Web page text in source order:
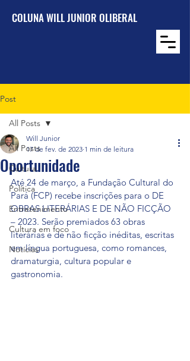
COLUNA WILL JUNIOR OLIBERAL
Post
All Posts
Cultura
Política
Entretenimento
Cultura em foco
Notícias
All Posts
Oportunidade
Will Junior
17 de fev. de 2023 1 min de leitura
Até 24 de março, a Fundação Cultural do
Pará (FCP) recebe inscrições para o DE
OBRAS LITERÁRIAS E DE NÃO FICÇÃO
– 2023. Serão premiados 63 obras
literárias e de não ficção inéditas, escritas
em língua portuguesa, como romances,
dramaturgia, cultura popular e
gastronomia.